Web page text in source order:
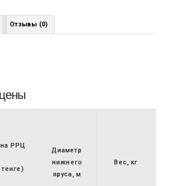
Отзывы (0)
РРЦ
Диаметр
нижнего
яруса, м
Вес, кг